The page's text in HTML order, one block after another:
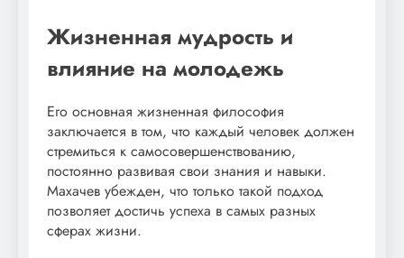
Жизненная мудрость и
влияние на молодежь
Его основная жизненная философия
заключается в том, что каждый человек должен
стремиться к самосовершенствованию,
постоянно развивая свои знания и навыки.
Махачев убежден, что только такой подход
позволяет достичь успеха в самых разных
сферах жизни.